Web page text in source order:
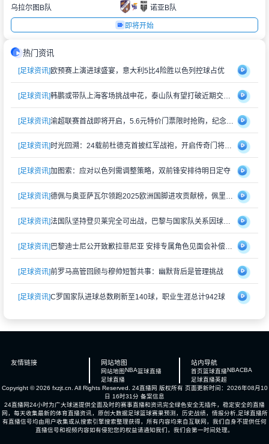
乌拉尔图B队 诺亚B队
即将开始
热门资讯
[足球资讯]欧预赛上演进球盛宴，意大利5比4险胜以色列控球占优
[足球资讯]
[足球资讯] 渝超联赛首战即将开启，5.6元特价门票限时抢购，纪念礼品同步赠送
[足球资讯] 时光回溯：24载前杜德克首披红军战袍，开启传奇门将生涯
[足球资讯]加图索：应对以色列需调整策略，双前锋安排待明日定夺
[足球资讯] 德佩与奥亚萨瓦尔领跑2025欧洲国脚进攻贡献榜，佩里西奇紧随其后
[足球资讯] 法国队坚持登贝莱完全可出战，巴黎与国家队关系因球员伤情再度紧张
[足球资讯] 巴黎迪士尼公开致歉拉菲尼亚 安排专属角色见面会补偿受冷落经历
[足球资讯]前罗马高管回顾与穆帅短暂共事：幽默背后是管理挑战
[足球资讯]C罗国家队进球总数刷新至140球，职业生涯总计942球
友情链接 网站地图
网站地图 NBA篮球直播
足球直播
站内导航
首页篮球直播NBACBA
足球直播英超
Copyright © 2026 fxzjt.cn. All Rights Reserved. 24直播网 版权所有 页面更新时间：2026年08月10
日 16时31分 备案信息
24直播网24小时为广大球迷提供全面及时的赛事直播和资讯完全绿色安全无插件，稳定安全的直播
网，每天收集最新的体育直播资讯，原创大数据足球篮球赛果预测，历史战绩，情报分析,足球直播所
有直播信号均由用户收集或从搜索引擎搜索整理获得，所有内容均来自互联网，我们自身不提供任何
直播信号和视频内容如有侵犯您的权益请通知我们，我们会第一时间处理。